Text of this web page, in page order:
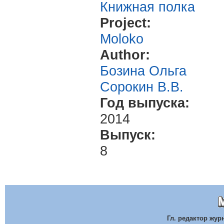
Книжная полка
Project:
Moloko
Author:
Бозина Ольга
Сорокин В.В.
Год выпуска:
2014
Выпуск:
8
Гл. редактор